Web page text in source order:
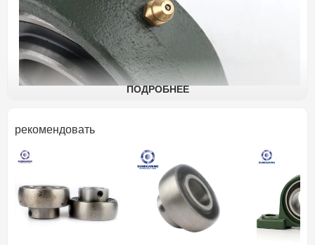
товара
Опорный подшипник
Состав
Подушка блок
подшипников
Морские котики
Тип отверстия
ПОДРОБНЕЕ
рекомендовать